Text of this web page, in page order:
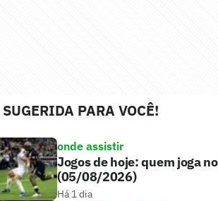
SUGERIDA PARA VOCÊ!
onde assistir
Jogos de hoje: quem joga
(05/08/2026)
Há 1 dia